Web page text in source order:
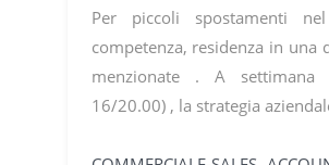
Per piccoli spostamenti
competenza, residenza in una
menzionate . A settimana
16/20.00) , la strategia